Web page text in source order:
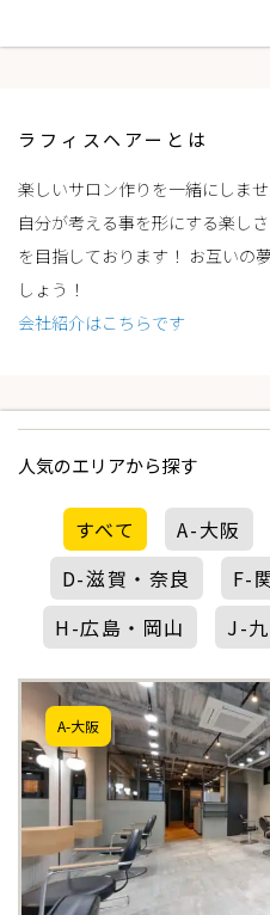
ラフィスヘアーとは
楽しいサロン作りを一緒にしま
自分が考える事を形にする楽し
を目指しております！ お互いの
しょう！
会社紹介はこちらです
人気のエリアから探す
すべて A-大阪
D-滋賀・奈良
F-
H-広島・岡山
J-
A-大阪